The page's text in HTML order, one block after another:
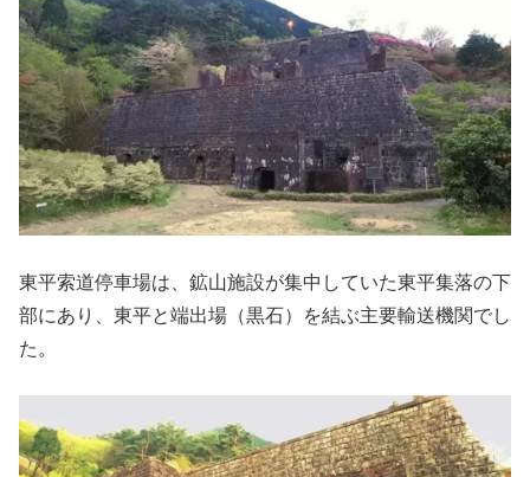
東平索道停車場は、鉱山施設が集中していた東平集落の下
部にあり、東平と端出場（黒石）を結ぶ主要輸送機関でし
た。